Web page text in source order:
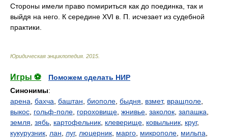
Стороны имели право помириться как до поединка, так и
выйдя на него. К середине XVI в. П. исчезает из судебной
практики.
Юридическая энциклопедия 2015
Игры ⚽
Поможем сделать НИР
Синонимы:
арена бахча баштан биополе быдня взмет, вращполе
выкос гольф-поле гороховище жнивье заколок запашка
земля зябь картофельник клеверище ковыльник круг,
кукурузник лан луг, люцерник марго микрополе мильпа